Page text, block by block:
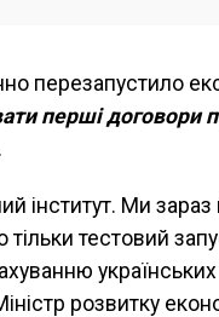
перезапустило
перші договори
інститут. Ми
тестовий
розвитку